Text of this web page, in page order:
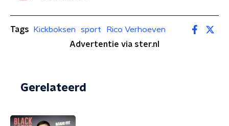
Tags Kickboksen sport
Rico Verhoeven
Advertentie via ster.nl
Gerelateerd